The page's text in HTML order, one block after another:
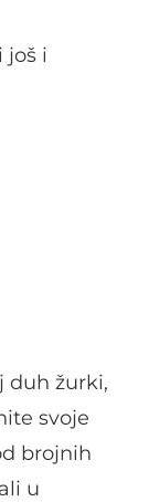
još i
duh žurki,
svoje
brojnih
u